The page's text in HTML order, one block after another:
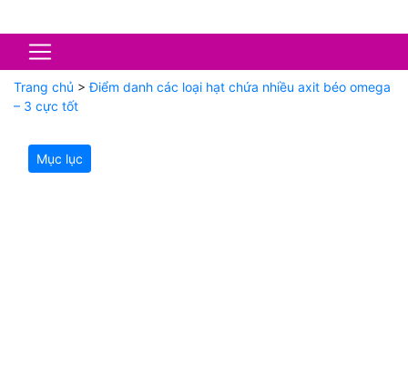
Trang chủ >Điểm danh các loại hạt chứa nhiều axit béo omega
– 3 cực tốt
Mục lục